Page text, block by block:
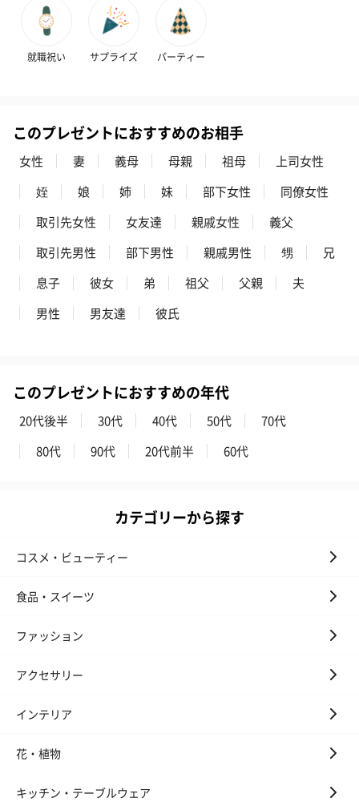
就職祝い サプライズ パーティー
このプレゼントにおすすめのお相手
女性 妻 義母 母親 祖母
上司女性
姪
娘 姉 妹 部下女性
同僚女性
取引先女性
女友達 親戚女性
義父
取引先男性
部下男性 親戚男性 甥
兄
息子
彼女 弟 祖父 父親
夫
男性
男友達 彼氏
このプレゼントにおすすめの年代
20代後半 30代 40代 50代
70代
80代
90代 20代前半 60代
カテゴリーから探す
コスメ・ビューティー
食品・スイーツ
ファッション
アクセサリー
インテリア
花・植物
キッチン・テーブルウェア